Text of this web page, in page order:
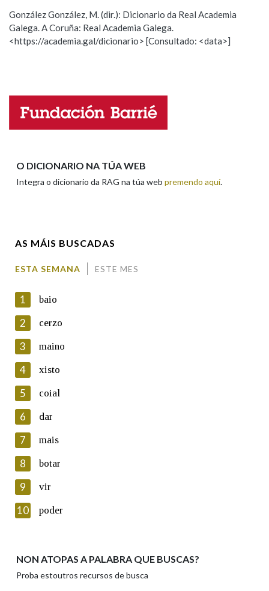
Na fraseoloxía
Marcas gramaticais
Observación Hai un erro na palabra
Propoño mellorar a definición
Nome
En cumprimento da normativa vixente en materia de
Protección de Datos de Carácter Persoal, a Real Academia
Galega informa a aqueles usuarios que faciliten o seu correo
electrónico, así como calquera outra información de carácter
persoal, que estes datos serán obxecto de tratamento
automatizado de carácter confidencial e incorporados aos seus
ficheiros informáticos. Así mesmo, os usuarios poderán exercer o
seu dereito de acceso, rectificación, oposición e cancelación dos
seus datos poñéndose en contacto connosco.
Lin e acepto as condicións da política de
Introduce o código que aparece na imaxe:
Texto de verificación
González González, M. (dir.): Dicionario da Real Academia
Galega. A Coruña: Real Academia Galega.
<https://academia.gal/dicionario> [Consultado: <data>]
O DICIONARIO NA TÚA WEB
Integra o dicionario da RAG na túa web premendo aquí.
AS MÁIS BUSCADAS
ESTA SEMANA ESTE MES
1 baio
2 cerzo
3 maino
4 xisto
5 coial
6 dar
7 mais
8 botar
9 vir
10 poder
NON ATOPAS A PALABRA QUE BUSCAS?
Proba estoutros recursos de busca